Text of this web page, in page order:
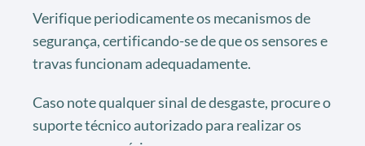
Verifique periodicamente os mecanismos de
segurança, certificando-se de que os sensores e
travas funcionam adequadamente.
Caso note qualquer sinal de desgaste, procure o
suporte técnico autorizado para realizar os